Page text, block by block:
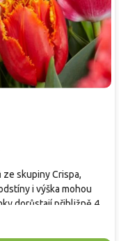
skupiny Crispa,
i výška mohou
dorůstají přibližně 40–
žluté, růžové,